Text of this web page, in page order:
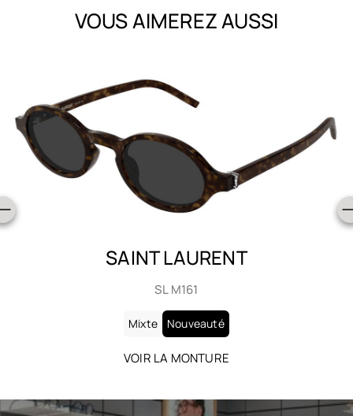
VOUS AIMEREZ AUSSI
SAINT LAURENT
SL 905
Mixte Nouveauté
VOIR LA MONTURE